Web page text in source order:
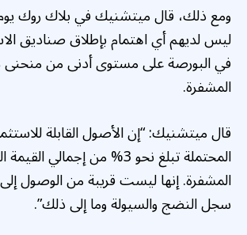
ومع ذلك، قال ميتشنيك في بلاك روك
ليس لديهم أي اهتمام بإطلاق صناديق
في البورصة على مستوى أدنى من منحنى
المشفرة.
قال ميتشنيك: “إن الأصول القابلة
المحتملة تبلغ نحو 3% من
المشفرة. إنها ليست قريبة من الوصول إلى
سجل النضج والسيولة وما إلى ذلك”.